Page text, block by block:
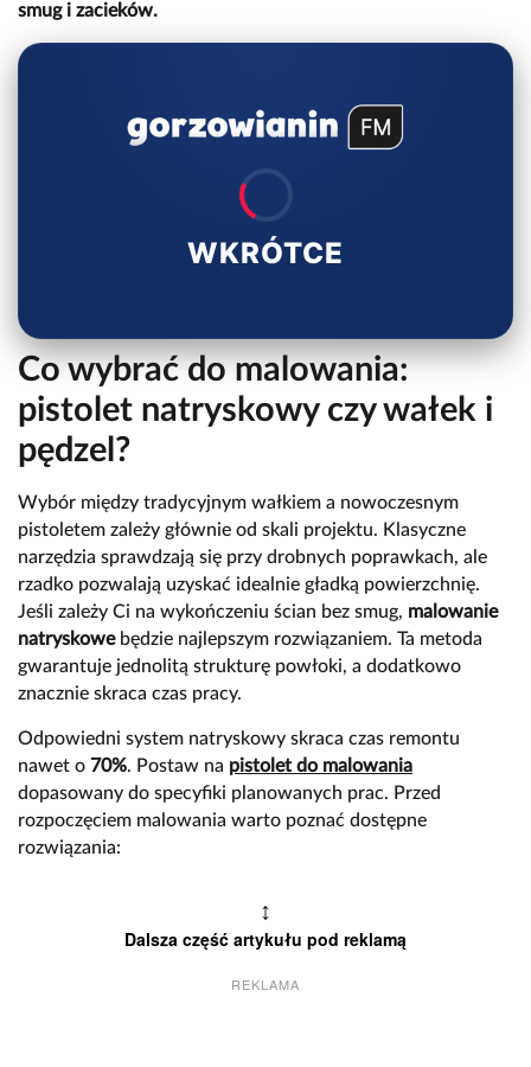
smug i zacieków.
WKRÓTCE
Co wybrać do malowania:
pistolet natryskowy czy wałek i
pędzel?
Wybór między tradycyjnym wałkiem a nowoczesnym
pistoletem zależy głównie od skali projektu. Klasyczne
narzędzia sprawdzają się przy drobnych poprawkach, ale
rzadko pozwalają uzyskać idealnie gładką powierzchnię.
Jeśli zależy Ci na wykończeniu ścian bez smug, malowanie
natryskowebędzie najlepszym rozwiązaniem. Ta metoda
gwarantuje jednolitą strukturę powłoki, a dodatkowo
znacznie skraca czas pracy.
Odpowiedni system natryskowy skraca czas remontu
nawet o 70%. Postaw na pistolet do malowania
dopasowany do specyfiki planowanych prac. Przed
rozpoczęciem malowania warto poznać dostępne
rozwiązania:
↕
Dalsza część artykułu pod reklamą
REKLAMA